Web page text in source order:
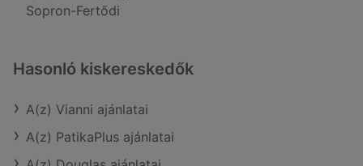
Sopron-Fertődi
Hasonló kiskereskedők
A(z) Vianni ajánlatai
A(z) PatikaPlus ajánlatai